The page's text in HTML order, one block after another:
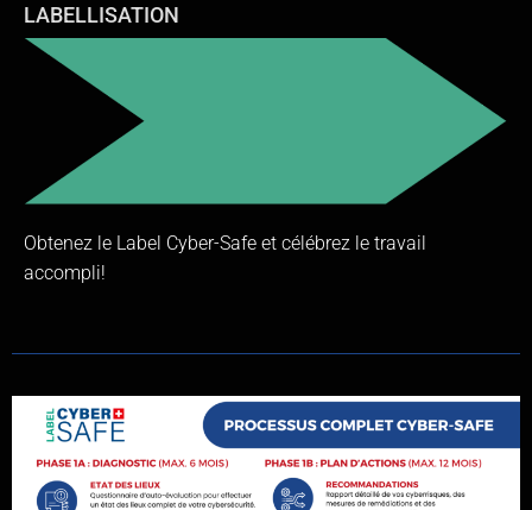
LABELLISATION
Obtenez le Label Cyber-Safe et célébrez le travail
accompli!